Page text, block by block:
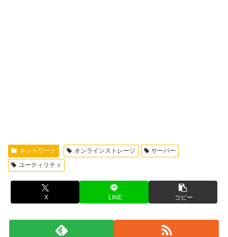
ネットワーク オンラインストレージ
サーバー
ユーティリティ
X LINE コピー